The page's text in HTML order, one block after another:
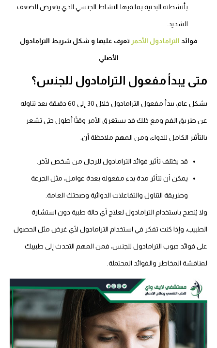
بأنشطته البدنية بما فيها النشاط الجنسي الذي يتعرض للضعف
الشديد.
فوائد الترامادول الأحمر تعرف عليها و شكل شريط الترامادول
الأصلي
متى يبدأ مفعول الترامادول للجنس؟
بشكل عام، يبدأ مفعول الترامادول خلال 30 إلى 60 دقيقة بعد تناوله
عن طريق الفم ومع ذلك قد يستغرق الأمر وقتًا أطول حتى تشعر
بالتأثير الكامل للدواء، ومن المهم ملاحظة أن:
قد يختلف تأثير فوائد الترامادول للرجال من شخص لآخر.
يمكن أن تتأثر مدة بدء مفعوله بعدة عوامل، مثل الجرعة
وطريقة التناول والتفاعلات الدوائية وصحتك العامة.
ولا يُنصح باستخدام الترامادول لعلاج أي حالة طبية دون استشارة
الطبيب، وإذا كنت تفكر في استخدام الترامادول لأي غرض مثل الحصول
على فوائد حبوب الترامادول للجنس، فمن المهم التحدث إلى طبيبك
لمناقشة المخاطر والفوائد المحتملة.